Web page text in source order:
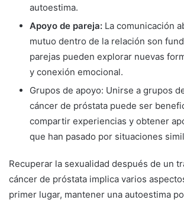
autoestima.
Apoyo de pareja: La comunicación
mutuo dentro de la relación son
parejas pueden explorar nuevas
y conexión emocional.
Grupos de apoyo: Unirse a grupos
cáncer de próstata puede ser
compartir experiencias y obtener
que han pasado por situaciones
Recuperar la sexualidad después de un
cáncer de próstata implica varios
primer lugar, mantener una autoestima